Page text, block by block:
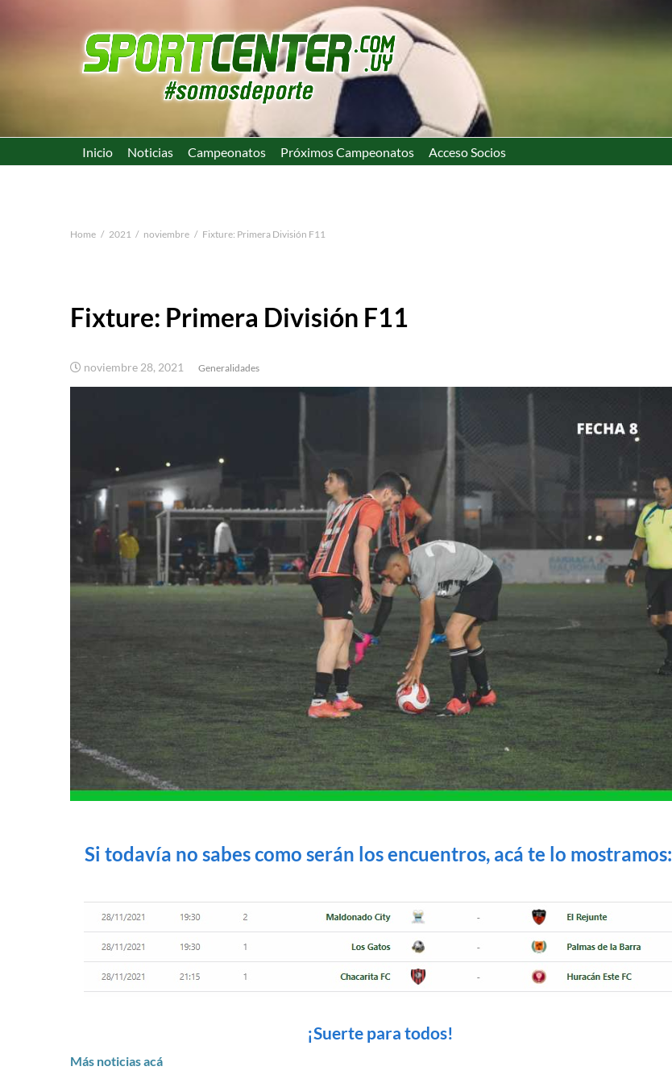
Inicio Noticias Campeonatos Próximos Campeonatos Acceso Socios
Home 2021 noviembre Fixture: Primera División F11
Fixture: Primera División F11
noviembre 28, 2021 Generalidades
Si todavía no sabes como serán los encuentros, acá te lo mostramos:
¡Suerte para todos!
Más noticias acá